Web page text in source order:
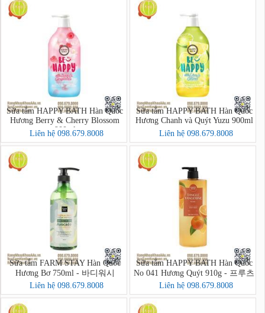
Sữa tắm HAPPY BATH Hàn Quốc
Hương Berry & Cherry Blossom
900ml
Liên hệ 098.679.8008
Sữa tắm HAPPY BATH Hàn Quốc
Hương Chanh và Quýt Yuzu 900ml
Liên hệ 098.679.8008
Sữa tắm FARM STAY Hàn Quốc
Hương Bơ 750ml - 바디워시
Liên hệ 098.679.8008
Sữa tắm HAPPY BATH Hàn Quốc
No 041 Hương Quýt 910g - 프루츠
크러시 바디워시
Liên hệ 098.679.8008